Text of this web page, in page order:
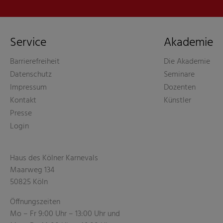
Service
Barrierefreiheit
Datenschutz
Impressum
Kontakt
Presse
Login
Akademie
Die Akademie
Seminare
Dozenten
Künstler
Haus des Kölner Karnevals
Maarweg 134
50825 Köln
Öffnungszeiten
Mo – Fr 9:00 Uhr – 13:00 Uhr und